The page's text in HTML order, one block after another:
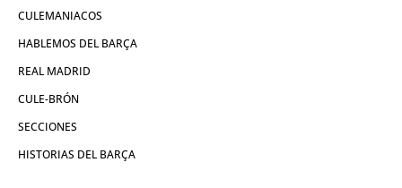
CULEMANIACOS
HABLEMOS DEL BARÇA
REAL MADRID
CULE-BRÓN
SECCIONES
HISTORIAS DEL BARÇA